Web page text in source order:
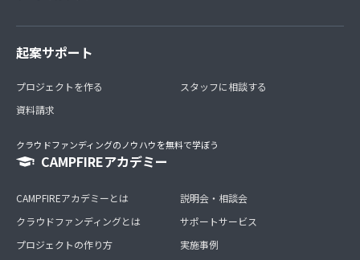
起案サポート
プロジェクトを作る
資料請求
スタッフに相談する
クラウドファンディングのノウハウを無料で学ぼう
CAMPFIREアカデミー
CAMPFIREアカデミーとは
クラウドファンディングとは
プロジェクトの作り方
説明会・相談会
サポートサービス
実施事例